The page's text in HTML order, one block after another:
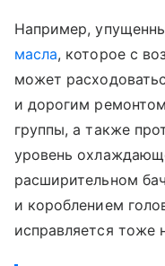
Например,
масла, которое с
может
и дорогим
группы, а также
уровень
расширительном
и короблением
исправляется тоже